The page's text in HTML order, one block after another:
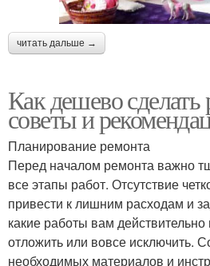
читать дальше →
Как дешево
советы и
Планирование ремонта
Перед началом ремонта важно
все этапы работ. Отсутствие
привести к лишним расходам и
какие работы вам
отложить или вовсе исключить.
необходимых материалов и